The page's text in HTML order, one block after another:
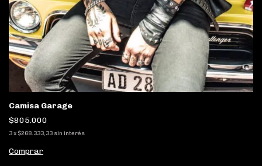
Camisa Garage
$805.000
3x $268.333,33 sin interés
Comprar